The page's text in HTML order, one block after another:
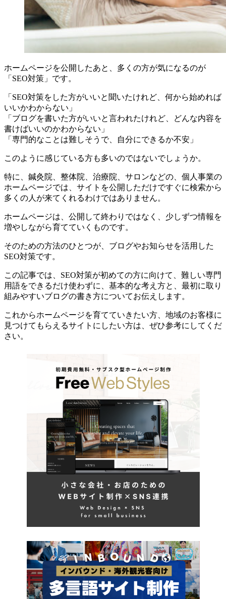
ホームページを公開したあと、多くの方が気になるのが
「SEO対策」です。
「SEO対策をした方がいいと聞いたけれど、何から始めれば
いいかわからない」
「ブログを書いた方がいいと言われたけれど、どんな内容を
書けばいいのかわからない」
「専門的なことは難しそうで、自分にできるか不安」
このように感じている方も多いのではないでしょうか。
特に、鍼灸院、整体院、治療院、サロンなどの、個人事業の
ホームページでは、サイトを公開しただけですぐに検索から
多くの人が来てくれるわけではありません。
ホームページは、公開して終わりではなく、少しずつ情報を
増やしながら育てていくものです。
そのための方法のひとつが、ブログやお知らせを活用した
SEO対策です。
この記事では、SEO対策が初めての方に向けて、難しい専門
用語をできるだけ使わずに、基本的な考え方と、最初に取り
組みやすいブログの書き方についてお伝えします。
これからホームページを育てていきたい方、地域のお客様に
見つけてもらえるサイトにしたい方は、ぜひ参考にしてくだ
さい。